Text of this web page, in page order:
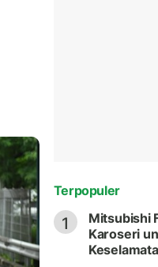
Terpopuler
1
Mitsubishi
Karoseri